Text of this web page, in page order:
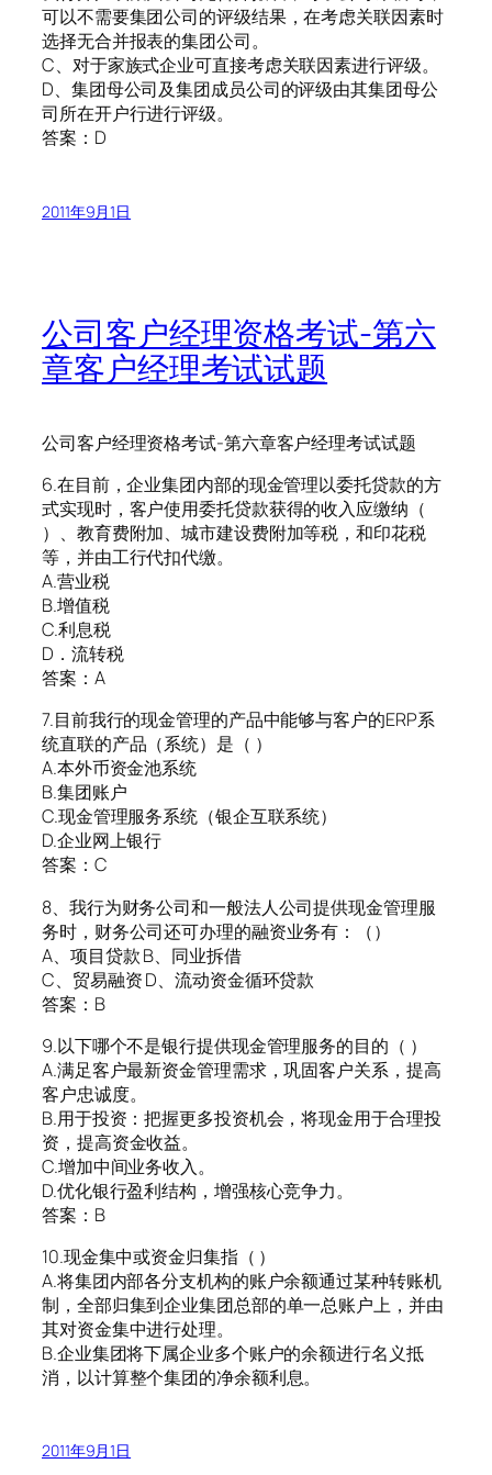
可以不需要集团公司的评级结果，在考虑关联因素时
选择无合并报表的集团公司。
C、对于家族式企业可直接考虑关联因素进行评级。
D、集团母公司及集团成员公司的评级由其集团母公
司所在开户行进行评级。
答案：D
2011年9月1日
公司客户经理资格考试-第六
章客户经理考试试题
公司客户经理资格考试-第六章客户经理考试试题
6.在目前，企业集团内部的现金管理以委托贷款的方
式实现时，客户使用委托贷款获得的收入应缴纳（
）、教育费附加、城市建设费附加等税，和印花税
等，并由工行代扣代缴。
A.营业税
B.增值税
C.利息税
D．流转税
答案：A
7.目前我行的现金管理的产品中能够与客户的ERP系
统直联的产品（系统）是（ ）
A.本外币资金池系统
B.集团账户
C.现金管理服务系统（银企互联系统）
D.企业网上银行
答案：C
8、我行为财务公司和一般法人公司提供现金管理服
务时，财务公司还可办理的融资业务有：（）
A、项目贷款 B、同业拆借
C、贸易融资 D、流动资金循环贷款
答案：B
9.以下哪个不是银行提供现金管理服务的目的（ ）
A.满足客户最新资金管理需求，巩固客户关系，提高
客户忠诚度。
B.用于投资：把握更多投资机会，将现金用于合理投
资，提高资金收益。
C.增加中间业务收入。
D.优化银行盈利结构，增强核心竞争力。
答案：B
10.现金集中或资金归集指（ ）
A.将集团内部各分支机构的账户余额通过某种转账机
制，全部归集到企业集团总部的单一总账户上，并由
其对资金集中进行处理。
B.企业集团将下属企业多个账户的余额进行名义抵
消，以计算整个集团的净余额利息。
2011年9月1日